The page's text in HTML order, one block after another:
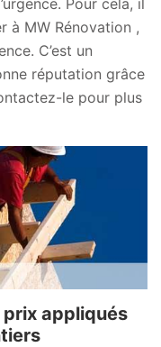
à MW Rénovation ,
C’est un
réputation grâce
le pour plus
prix appliqués